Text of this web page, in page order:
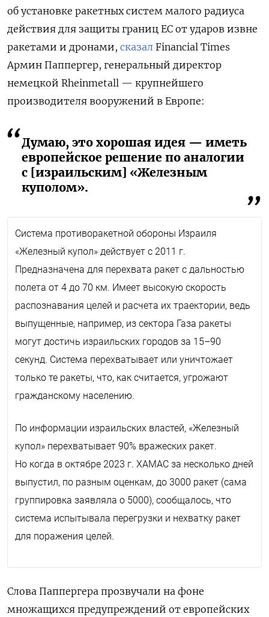
об установке ракетных систем малого радиуса
действия для защиты границ ЕС от ударов извне
ракетами и дронами, сказал Financial Times
Армин Паппергер, генеральный директор
немецкой Rheinmetall — крупнейшего
производителя вооружений в Европе:
Думаю, это хорошая идея — иметь
европейское решение по аналогии
с [израильским] «Железным
куполом».
Система противоракетной обороны Израиля
«Железный купол» действует с 2011 г.
Предназначена для перехвата ракет с дальностью
полета от 4 до 70 км. Имеет высокую скорость
распознавания целей и расчета их траектории, ведь
выпущенные, например, из сектора Газа ракеты
могут достичь израильских городов за 15–90
секунд. Система перехватывает или уничтожает
только те ракеты, что, как считается, угрожают
гражданскому населению.
По информации израильских властей, «Железный
купол» перехватывает 90% вражеских ракет.
Но когда в октябре 2023 г. ХАМАС за несколько дней
выпустил, по разным оценкам, до 3000 ракет (сама
группировка заявляла о 5000), сообщалось, что
система испытывала перегрузки и нехватку ракет
для поражения целей.
Слова Паппергера прозвучали на фоне
множащихся предупреждений от европейских